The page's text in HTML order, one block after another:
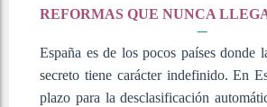
REFORMAS QUE NUNCA
España es de los pocos países donde
secreto tiene carácter indefinido. En
plazo para la desclasificación